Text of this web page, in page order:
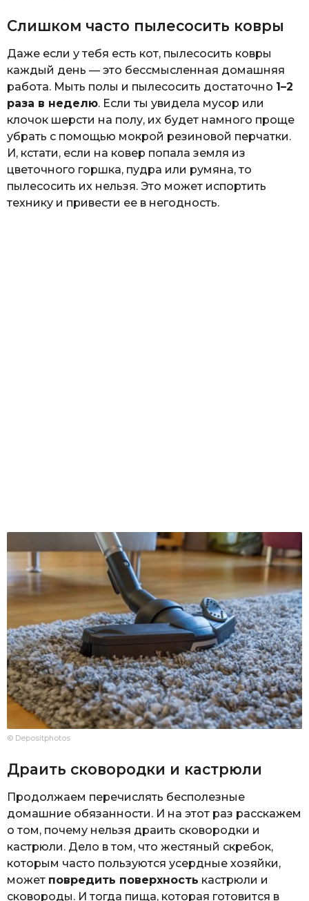
Слишком часто пылесосить ковры
Даже если у тебя есть кот, пылесосить ковры
каждый день — это бессмысленная домашняя
работа. Мыть полы и пылесосить достаточно 1–2
раза в неделю. Если ты увидела мусор или
клочок шерсти на полу, их будет намного проще
убрать с помощью мокрой резиновой перчатки.
И, кстати, если на ковер попала земля из
цветочного горшка, пудра или румяна, то
пылесосить их нельзя. Это может испортить
технику и привести ее в негодность.
© Depositphotos
Драить сковородки и кастрюли
Продолжаем перечислять бесполезные
домашние обязанности. И на этот раз расскажем
о том, почему нельзя драить сковородки и
кастрюли. Дело в том, что жестяный скребок,
которым часто пользуются усердные хозяйки,
может повредить поверхность кастрюли и
сковороды. И тогда пища, которая готовится в